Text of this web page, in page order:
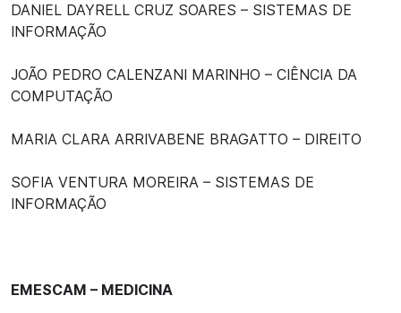
DANIEL DAYRELL CRUZ SOARES – SISTEMAS DE
INFORMAÇÃO
JOÃO PEDRO CALENZANI MARINHO – CIÊNCIA DA
COMPUTAÇÃO
MARIA CLARA ARRIVABENE BRAGATTO – DIREITO
SOFIA VENTURA MOREIRA – SISTEMAS DE
INFORMAÇÃO
EMESCAM – MEDICINA